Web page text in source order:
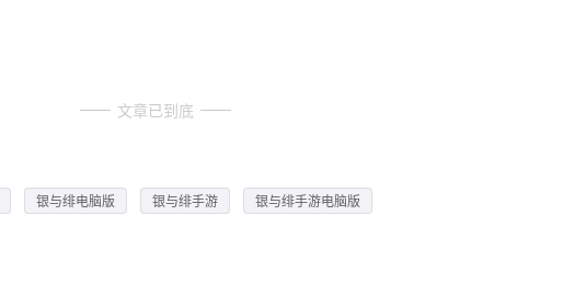
文章已到底
银与绯电脑版 银与绯手游 银与绯手游电脑版